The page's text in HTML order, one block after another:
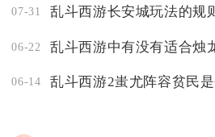
07-31 乱斗西游长安城玩法的规
06-22 乱斗西游中有没有适合烛
06-14 乱斗西游2蚩尤阵容贫民